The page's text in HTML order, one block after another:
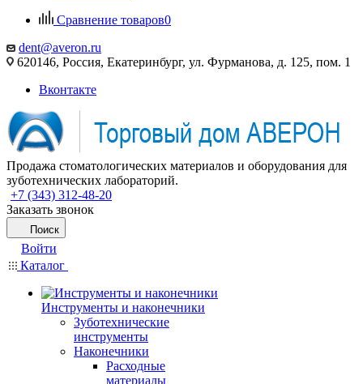
Сравнение товаров0
dent@averon.ru
620146, Россия, Екатеринбург, ул. Фурманова, д. 125, пом. 1
Вконтакте
Продажа стоматологических материалов и оборудования для
зуботехнических лабораторий.
+7 (343) 312-48-20
Заказать звонок
Поиск
Войти
Каталог
Инструменты и наконечники
Зуботехнические
инструменты
Наконечники
Расходные
материалы